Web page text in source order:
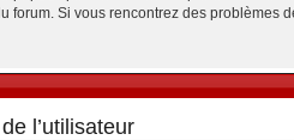
forum. Si vous rencontrez des
l’utilisateur